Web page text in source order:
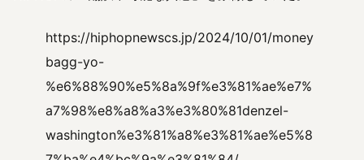
https://hiphopnewscs.jp/2024/10/01/money
bagg-yo-
%e6%88%90%e5%8a%9f%e3%81%ae%e7%
a7%98%e8%a8%a3%e3%80%81denzel-
washington%e3%81%a8%e3%81%ae%e5%8